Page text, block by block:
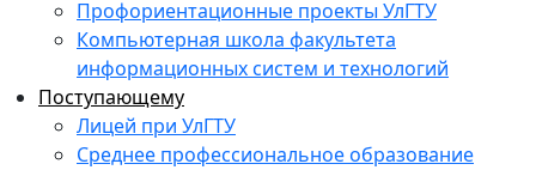
Профориентационные проекты УлГТУ
Компьютерная школа факультета
информационных систем и технологий
Поступающему
Лицей при УлГТУ
Среднее профессиональное образование